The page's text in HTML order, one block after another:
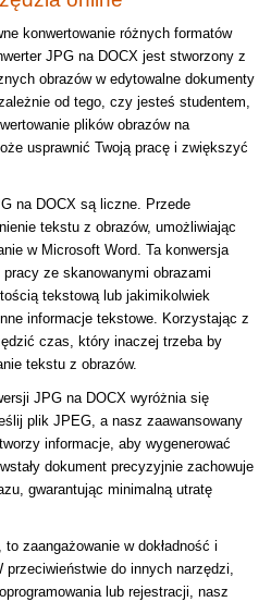
konwertowanie różnych formatów
JPG na DOCX jest stworzony z
obrazów w edytowalne dokumenty
od tego, czy jesteś studentem,
plików obrazów na
usprawnić Twoją pracę i zwiększyć
na DOCX są liczne. Przede
tekstu z obrazów, umożliwiając
w Microsoft Word. Ta konwersja
ze skanowanymi obrazami
tekstową lub jakimikolwiek
informacje tekstowe. Korzystając z
czas, który inaczej trzeba by
tekstu z obrazów.
JPG na DOCX wyróżnia się
plik JPEG, a nasz zaawansowany
informacje, aby wygenerować
dokument precyzyjnie zachowuje
gwarantując minimalną utratę
zaangażowanie w dokładność i
do innych narzędzi,
lub rejestracji, nasz